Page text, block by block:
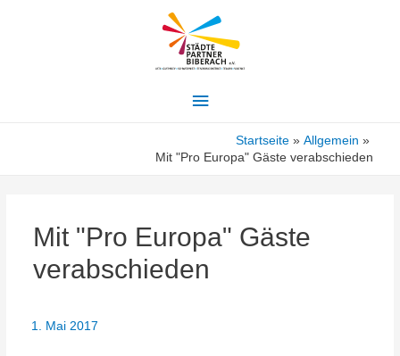
Hauptmenü
Startseite
Allgemein
Mit "Pro Europa" Gäste verabschieden
Mit "Pro Europa" Gäste
verabschieden
1. Mai 2017